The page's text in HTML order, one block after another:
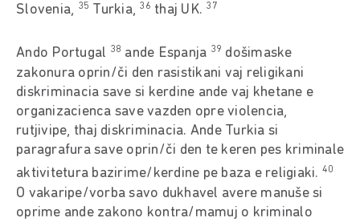
Slovenia, 35 Turkia, 36 thaj UK. 37
Ando Portugal 38 ande Espanja 39 došimaske
zakonura oprin/či den rasistikani vaj religikani
diskriminacia save si kerdine ande vaj khetane e
organizacienca save vazden opre violencia,
rutjivipe, thaj diskriminacia. Ande Turkia si
paragrafura save oprin/či den te keren pes kriminale
aktivitetura bazirime/kerdine pe baza e religiaki. 40
O vakaripe/vorba savo dukhavel avere manuše si
oprime ande zakono kontra/mamuj o kriminalo